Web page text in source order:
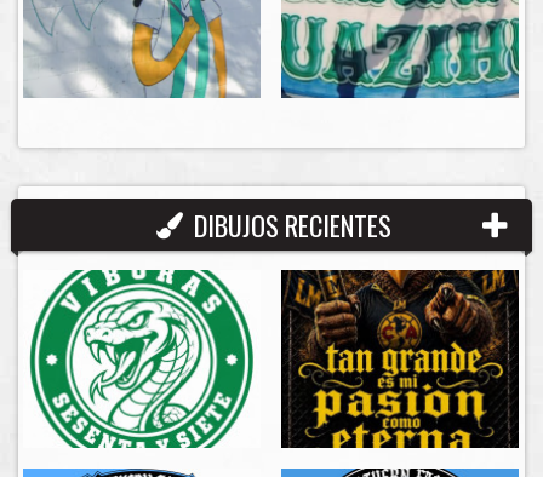
DIBUJOS RECIENTES